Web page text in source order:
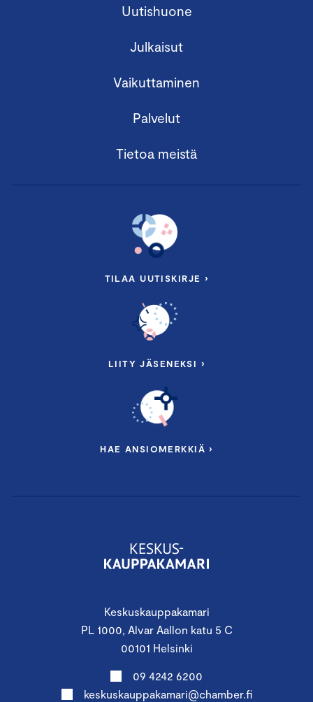
Keskuskauppakamari
PL 1000, Alvar Aallon katu 5 C
00101 Helsinki
09 4242 6200
keskuskauppakamari@chamber.fi
Uutishuone
Julkaisut
Vaikuttaminen
Palvelut
Tietoa meistä
TILAA UUTISKIRJE ›
LIITY JÄSENEKSI ›
HAE ANSIOMERKKIÄ ›